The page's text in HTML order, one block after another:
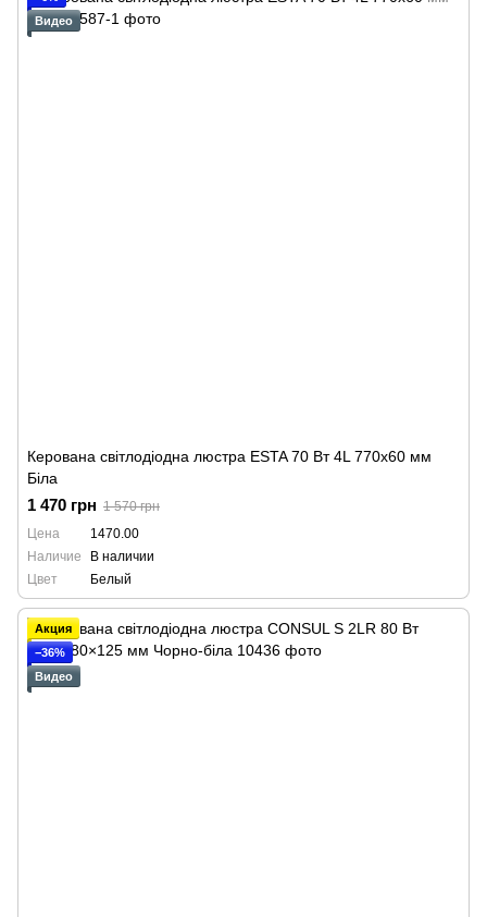
Видео
Керована світлодіодна люстра ESTA 70 Вт 4L 770x60 мм
Біла
1 470 грн 1 570 грн
Цена
1470.00
Наличие
В наличии
Цвет
Белый
Акция
−36%
Видео